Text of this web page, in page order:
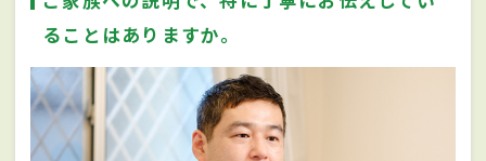
ることはありますか。